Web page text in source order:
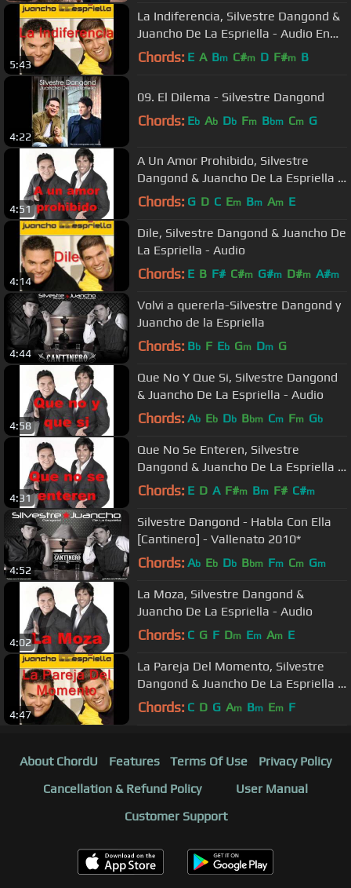
5:43
La Indiferencia, Silvestre Dangond &
Juancho De La Espriella - Audio En
Vivo
Chords: E A Bm C#m D F#m B
4:22
09. El Dilema - Silvestre Dangond
Chords: Eb Ab Db Fm Bbm Cm G
4:51
A Un Amor Prohibido, Silvestre
Dangond & Juancho De La Espriella -
Audio
Chords: G D C Em Bm Am E
4:14
Dile, Silvestre Dangond & Juancho De
La Espriella - Audio
Chords: E B F# C#m G#m D#m A#m
4:44
Volvi a quererla-Silvestre Dangond y
Juancho de la Espriella
Chords: Bb F Eb Gm Dm G
4:58
Que No Y Que Si, Silvestre Dangond
& Juancho De La Espriella - Audio
Chords: Ab Eb Db Bbm Cm Fm Gb
4:31
Que No Se Enteren, Silvestre
Dangond & Juancho De La Espriella -
Audio
Chords: E D A F#m Bm F# C#m
4:52
Silvestre Dangond - Habla Con Ella
[Cantinero] - Vallenato 2010*
Chords: Ab Eb Db Bbm Fm Cm Gm
4:02
La Moza, Silvestre Dangond &
Juancho De La Espriella - Audio
Chords: C G F Dm Em Am E
4:47
La Pareja Del Momento, Silvestre
Dangond & Juancho De La Espriella -
Audio
Chords: C D G Am Bm Em F
About ChordU Features Terms Of Use
Privacy Policy
Cancellation & Refund Policy
User Manual
Customer Support